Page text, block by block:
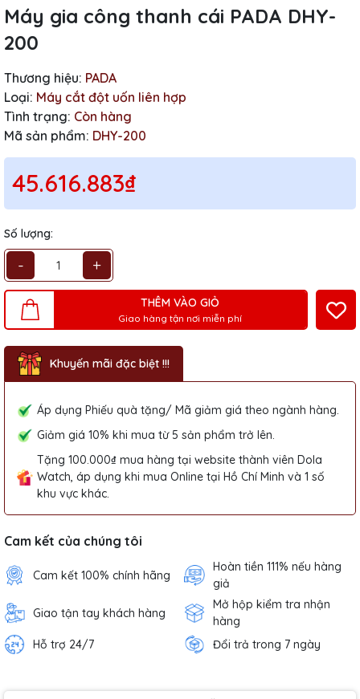
Máy gia công thanh cái PADA DHY-
200
Thương hiệu: PADA
Loại: Máy cắt đột uốn liên hợp
Tình trạng: Còn hàng
Mã sản phẩm: DHY-200
45.616.883₫
Số lượng:
- +
THÊM VÀO GIỎ
Giao hàng tận nơi miễn phí
Khuyến mãi đặc biệt !!!
Áp dụng Phiếu quà tặng/ Mã giảm giá theo ngành hàng.
Giảm giá 10% khi mua từ 5 sản phẩm trở lên.
Tặng 100.000₫ mua hàng tại website thành viên Dola
Watch, áp dụng khi mua Online tại Hồ Chí Minh và 1 số
khu vực khác.
Cam kết của chúng tôi
Cam kết 100% chính hãng
Hoàn tiền 111% nếu hàng
giả
Giao tận tay khách hàng
Mở hộp kiểm tra nhận
hàng
Hỗ trợ 24/7
Đổi trả trong 7 ngày